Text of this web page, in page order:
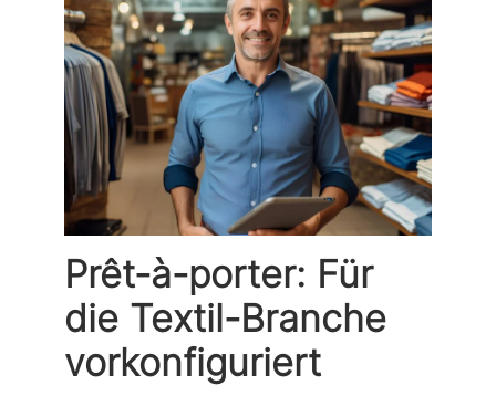
Prêt-à-porter: Für
die Textil-Branche
vorkonfiguriert